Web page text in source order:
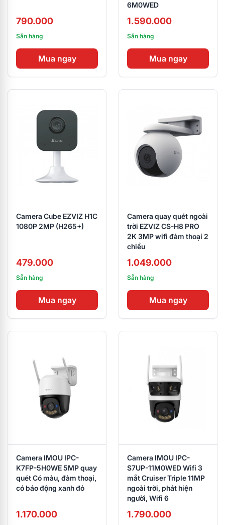
790.000
Sẵn hàng
Mua ngay
6M0WED
1.590.000
Sẵn hàng
Mua ngay
Camera Cube EZVIZ H1C
1080P 2MP (H265+)
479.000
Sẵn hàng
Mua ngay
Camera quay quét ngoài
trời EZVIZ CS-H8 PRO
2K 3MP wifi đàm thoại 2
chiều
1.049.000
Sẵn hàng
Mua ngay
Camera IMOU IPC-
K7FP-5H0WE 5MP quay
quét Có màu, đàm thoại,
có báo động xanh đỏ
1.170.000
Camera IMOU IPC-
S7UP-11M0WED Wifi 3
mắt Cruiser Triple 11MP
ngoài trời, phát hiện
người, Wifi 6
1.790.000